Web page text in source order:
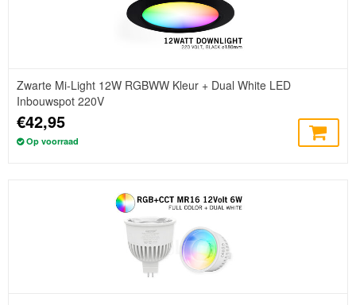
Zwarte Mi-Light 12W RGBWW Kleur + Dual White LED
Inbouwspot 220V
€42,95
Op voorraad